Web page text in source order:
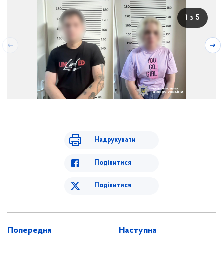
1 з 5
Надрукувати
Поділитися
Поділитися
Попередня Наступна